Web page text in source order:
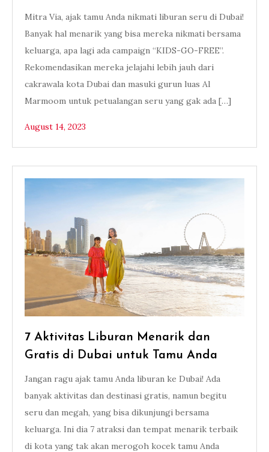
Mitra Via, ajak tamu Anda nikmati liburan seru di Dubai!
Banyak hal menarik yang bisa mereka nikmati bersama
keluarga, apa lagi ada campaign “KIDS-GO-FREE”.
Rekomendasikan mereka jelajahi lebih jauh dari
cakrawala kota Dubai dan masuki gurun luas Al
Marmoom untuk petualangan seru yang gak ada […]
August 14, 2023
7 Aktivitas Liburan Menarik dan
Gratis di Dubai untuk Tamu Anda
Jangan ragu ajak tamu Anda liburan ke Dubai! Ada
banyak aktivitas dan destinasi gratis, namun begitu
seru dan megah, yang bisa dikunjungi bersama
keluarga. Ini dia 7 atraksi dan tempat menarik terbaik
di kota yang tak akan merogoh kocek tamu Anda